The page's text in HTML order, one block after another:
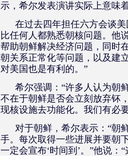
示，希尔发表演讲实际上意味
在过去四年担任六方会谈
比任何人都熟悉朝核问题。他
帮助朝鲜解决经济问题，同时
朝关系正常化等问题，以及建
对美国也是有利的。”
希尔强调：“许多人认为朝
不在于朝鲜是否会立刻放弃钚
现核设施去功能化。我们有必
对于朝鲜，希尔表示：“朝
手。每次取得一些进展并要朝
一定会宣布‘时间到’。”他说：